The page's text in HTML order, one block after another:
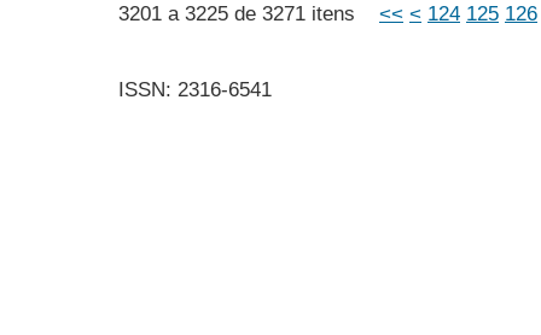
3201 a 3225 de 3271 itens << < 124 125 126
ISSN: 2316-6541